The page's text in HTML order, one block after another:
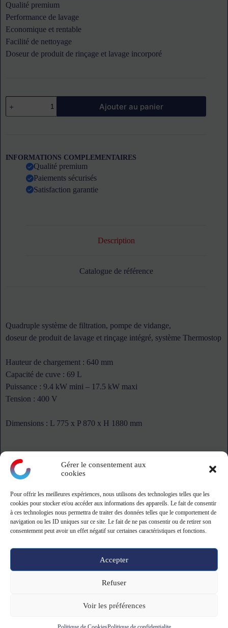
Gérer le consentement aux
cookies
Pour offrir les meilleures expériences, nous utilisons des technologies telles que les
cookies pour stocker et/ou accéder aux informations des appareils. Le fait de consentir
à ces technologies nous permettra de traiter des données telles que le comportement de
navigation ou les ID uniques sur ce site. Le fait de ne pas consentir ou de retirer son
consentement peut avoir un effet négatif sur certaines caractéristiques et fonctions.
Accepter
Refuser
Voir les préférences
Qualité premium
Performance de lavage
Economique et rentable
Facilité de nettoyage
Doseur de produit de rinçage et lavage incorporé
quantité
de
Lave-
Ajouter au panier
INFORMATIONS COMPLEMENTAIRES
Qualité premium
Paiements sécurisés
Satisfaction garantie
Description
Catalogue de référence
Quadruple système de filtration, pompe de vidange,
doseur de produit de lavage et rinçage intégré, système Thermostop
Hauteur de chargement : 640 mm
Capacité de cuve : 69 L
Puissance : 9.4 kW mini – 17.5 kW maxi
Tension : 400 V
Dimensions : L 775 x P 870 x H 1880 mm
montagne
ZA Le Danjon - 18110 Saint-Eloy-de-Guy
Tel: 02 19 23 13 39 - 9h-12h/13h30-17h
Copyright © 2026 -CGV CGU-Mentions légales&Politique de
confidentialité